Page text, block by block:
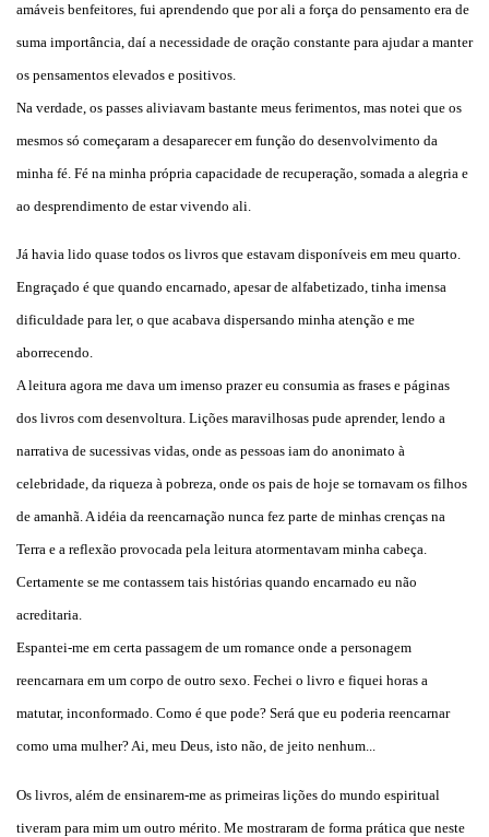
amáveis benfeitores, fui aprendendo que por ali a força do pensamento era de
suma importância, daí a necessidade de oração constante para ajudar a manter
os pensamentos elevados e positivos.
Na verdade, os passes aliviavam bastante meus ferimentos, mas notei que os
mesmos só começaram a desaparecer em função do desenvolvimento da
minha fé. Fé na minha própria capacidade de recuperação, somada a alegria e
ao desprendimento de estar vivendo ali.
Já havia lido quase todos os livros que estavam disponíveis em meu quarto.
Engraçado é que quando encarnado, apesar de alfabetizado, tinha imensa
dificuldade para ler, o que acabava dispersando minha atenção e me
aborrecendo.
A leitura agora me dava um imenso prazer eu consumia as frases e páginas
dos livros com desenvoltura. Lições maravilhosas pude aprender, lendo a
narrativa de sucessivas vidas, onde as pessoas iam do anonimato à
celebridade, da riqueza à pobreza, onde os pais de hoje se tornavam os filhos
de amanhã. A idéia da reencarnação nunca fez parte de minhas crenças na
Terra e a reflexão provocada pela leitura atormentavam minha cabeça.
Certamente se me contassem tais histórias quando encarnado eu não
acreditaria.
Espantei-me em certa passagem de um romance onde a personagem
reencarnara em um corpo de outro sexo. Fechei o livro e fiquei horas a
matutar, inconformado. Como é que pode? Será que eu poderia reencarnar
como uma mulher? Ai, meu Deus, isto não, de jeito nenhum...
Os livros, além de ensinarem-me as primeiras lições do mundo espiritual
tiveram para mim um outro mérito. Me mostraram de forma prática que neste